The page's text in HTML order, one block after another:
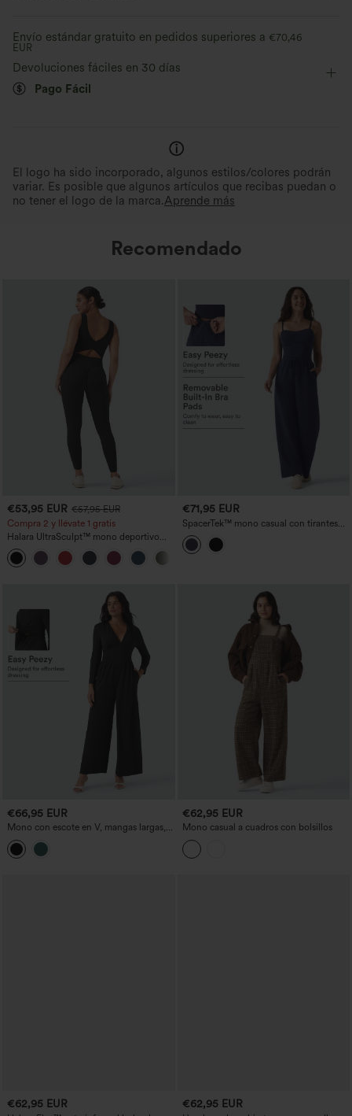
17,5 cm
Envío estándar gratuito en pedidos superiores a €70,46
EUR
Devoluciones fáciles en 30 días
Pago Fácil
El logo ha sido incorporado, algunos estilos/colores podrán
variar. Es posible que algunos artículos que recibas puedan o
no tener el logo de la marca.Aprende más
Recomendado
€53,95 EUR €57,95 EUR
Compra 2 y llévate 1 gratis
Halara UltraSculpt™ mono deportivo
con escote en V, control de abdomen y
realce de glúteos, con bolsillos
€71,95 EUR
SpacerTek™ mono casual con tirantes
desmontables, cordón, sujetador
incorporado y bolsillos - Easy Peezy
€66,95 EUR
Mono con escote en V, mangas largas,
detalles fruncidos y bolsillos - Easy
Peezy Edition
€62,95 EUR
Mono casual a cuadros con bolsillos
€62,95 EUR €62,95 EUR